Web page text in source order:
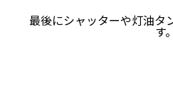
最後にシャッターや灯油タ
す。